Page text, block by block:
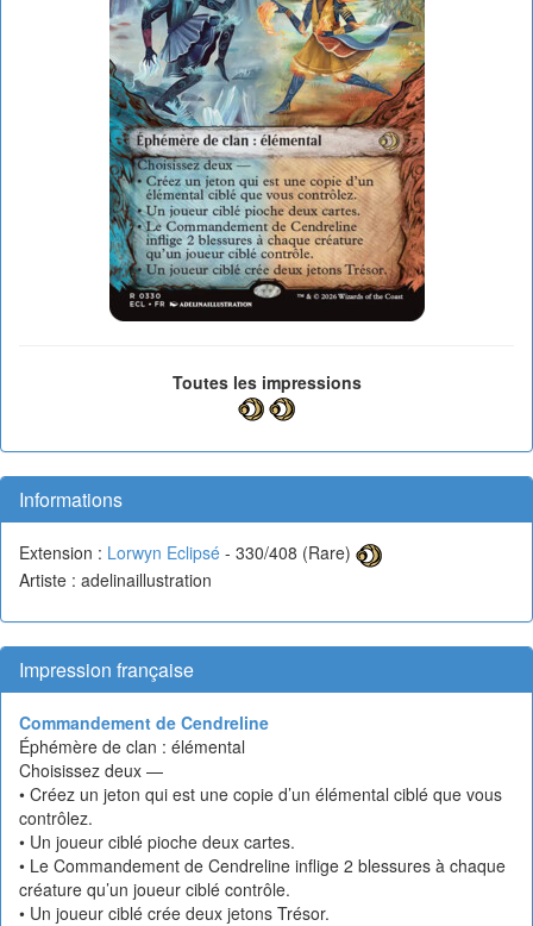
Toutes les impressions
Informations
Extension : Lorwyn Eclipsé - 330/408 (Rare)
Artiste : adelinaillustration
Impression française
Commandement de Cendreline
Éphémère de clan : élémental
Choisissez deux —
• Créez un jeton qui est une copie d’un élémental ciblé que vous
contrôlez.
• Un joueur ciblé pioche deux cartes.
• Le Commandement de Cendreline inflige 2 blessures à chaque
créature qu’un joueur ciblé contrôle.
• Un joueur ciblé crée deux jetons Trésor.